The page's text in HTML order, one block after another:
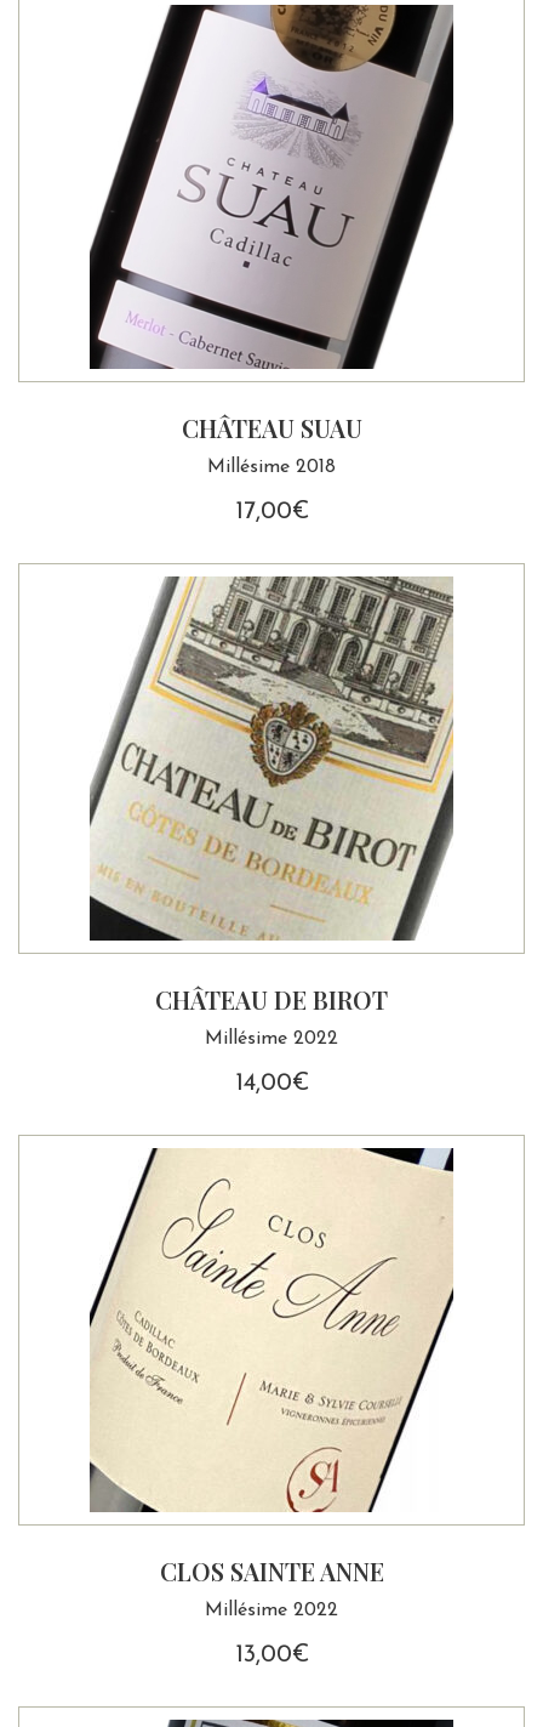
CHÂTEAU SUAU
Millésime 2018
17,00€
CHÂTEAU DE BIROT
Millésime 2022
14,00€
CLOS SAINTE ANNE
Millésime 2022
13,00€